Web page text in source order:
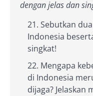
dengan jelas dan
Sebutkan
Indonesia
singkat!
Mengapa
di Indonesia
dijaga? Jelaskan